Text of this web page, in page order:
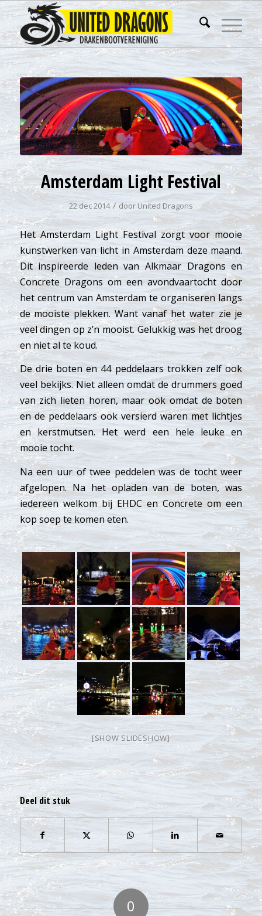
Amsterdam Light Festival
22 dec 2014 / door United Dragons
Het Amsterdam Light Festival zorgt voor mooie
kunstwerken van licht in Amsterdam deze maand.
Dit inspireerde leden van Alkmaar Dragons en
Concrete Dragons om een avondvaartocht door
het centrum van Amsterdam te organiseren langs
de mooiste plekken. Want vanaf het water zie je
veel dingen op z’n mooist. Gelukkig was het droog
en niet al te koud.
De drie boten en 44 peddelaars trokken zelf ook
veel bekijks. Niet alleen omdat de drummers goed
van zich lieten horen, maar ook omdat de boten
en de peddelaars ook versierd waren met lichtjes
en kerstmutsen. Het werd een hele leuke en
mooie tocht.
Na een uur of twee peddelen was de tocht weer
afgelopen. Na het opladen van de boten, was
iedereen welkom bij EHDC en Concrete om een
kop soep te komen eten.
[SHOW SLIDESHOW]
Deel dit stuk
0